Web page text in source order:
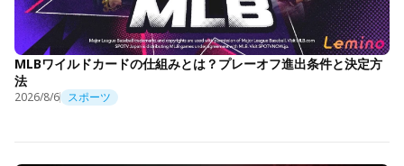
MLBワイルドカードの仕組みとは？プレーオフ進出条件と決定方
法
2026/8/6 スポーツ